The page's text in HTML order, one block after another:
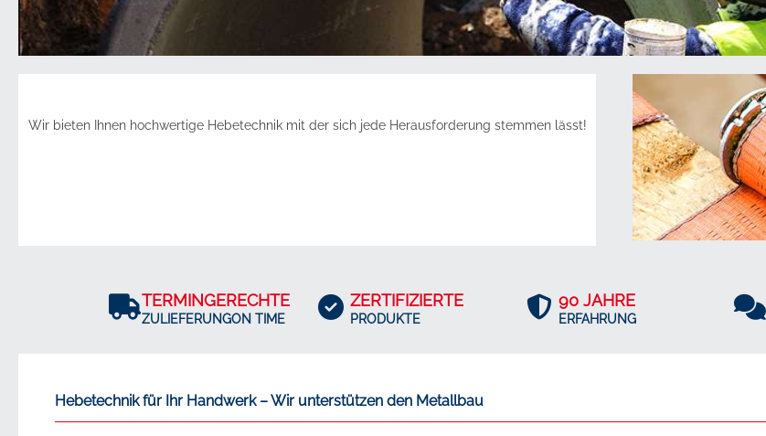
Wir bieten Ihnen hochwertige Hebetechnik mit der sich jede Herausforderung stemmen lässt!
TERMINGERECHTE
ZULIEFERUNGON TIME
ZERTIFIZIERTE
PRODUKTE
90 JAHRE
ERFAHRUNG
Hebetechnik für Ihr Handwerk – Wir unterstützen den Metallbau